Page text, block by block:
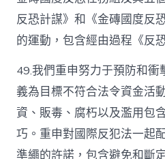
反恐計謀》和《金磚國度反
的運動，包含經由過程《反
49.我們重申努力于預防和
義為目標不符合法令資金活
資、販毒、腐朽以及濫用包
巧。重申對國際反犯法一起
準繩的許諾，包含避免和斷